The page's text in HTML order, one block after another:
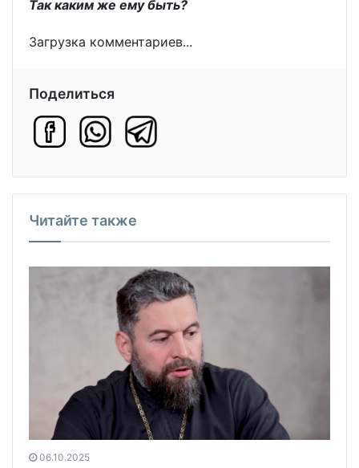
Так каким же ему быть?
Загрузка комментариев...
Поделиться
Читайте также
06.10.2025